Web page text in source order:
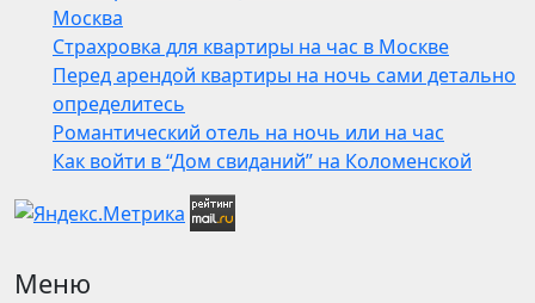
Москва
Страхровка для квартиры на час в Москве
Перед арендой квартиры на ночь сами детально
определитесь
Романтический отель на ночь или на час
Как войти в “Дом свиданий” на Коломенской
Меню